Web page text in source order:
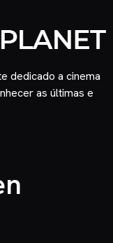
dedicado a cinema
as últimas e